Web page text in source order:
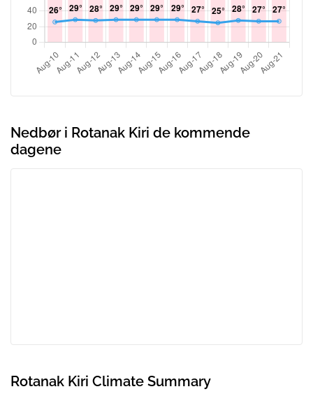
Nedbør i Rotanak Kiri de kommende
dagene
Rotanak Kiri Climate Summary